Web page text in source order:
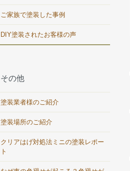
ご家族で塗装した事例
DIY塗装されたお客様の声
その他
塗装業者様のご紹介
塗装場所のご紹介
クリアはげ対処法ミニの塗装レポー
ト